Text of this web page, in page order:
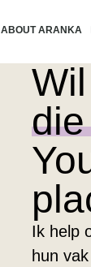
ABOUT ARANKA
Ik help
hun